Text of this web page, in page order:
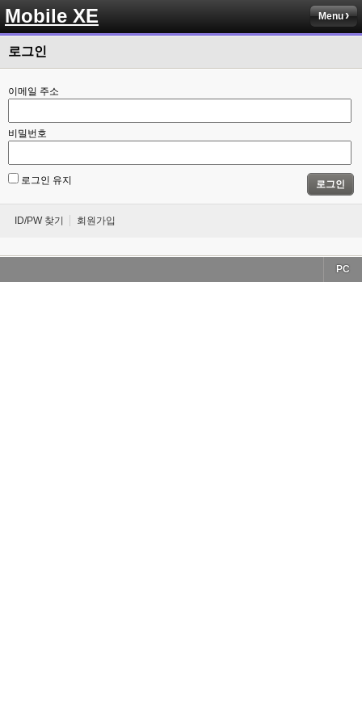
Mobile XE Menu
로그인
이메일 주소
비밀번호
로그인 유지 로그인
ID/PW 찾기 회원가입
PC